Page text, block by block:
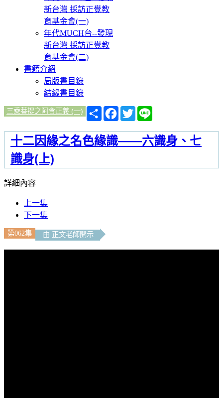
新台灣 採訪正覺教
育基金會(一)
年代MUCH台--發現
新台灣 採訪正覺教
育基金會(二)
書籍介紹
局版書目錄
結緣書目錄
三乘菩提之阿含正義 (一)
分
享
Facebook
Twitter
十二因緣之名色緣識——六識身、七
識身(上)
詳細內容
上一集
下一集
第062集 由 正文老師開示